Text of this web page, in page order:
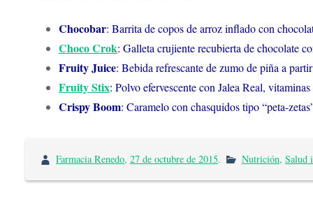
Chocobar: Barrita de copos de arroz inflado con
Choco Crok: Galleta crujiente recubierta de chocolate
Fruity Juice: Bebida refrescante de zumo de piña a
Fruity Stix: Polvo efervescente con Jalea Real,
Crispy Boom: Caramelo con chasquidos tipo “peta-
Farmacia Renedo, 27 de octubre de 2015. Nutrición, Salud